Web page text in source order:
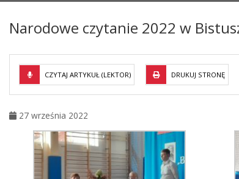
Narodowe czytanie 2022 w
CZYTAJ ARTYKUŁ (LEKTOR) DRUKUJ STRONĘ
27 września 2022